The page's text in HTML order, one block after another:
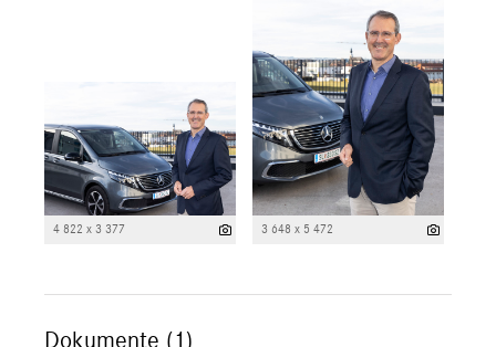
4 822 x 3 377 3 648 x 5 472
Dokumente (1)